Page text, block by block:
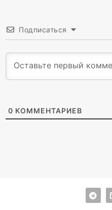
Подписаться
0 КОММЕНТАРИЕВ